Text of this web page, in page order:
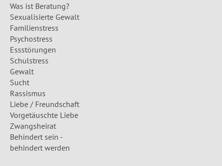
Was ist Beratung?
Sexualisierte Gewalt
Familienstress
Psychostress
Essstörungen
Schulstress
Gewalt
Sucht
Rassismus
Liebe / Freundschaft
Vorgetäuschte Liebe
Zwangsheirat
Behindert sein -
behindert werden